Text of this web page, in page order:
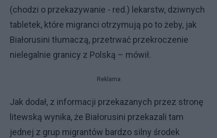
(chodzi o przekazywanie - red.) lekarstw, dziwnych
tabletek, które migranci otrzymują po to żeby, jak
Białorusini tłumaczą, przetrwać przekroczenie
nielegalnie granicy z Polską – mówił.
Reklama
Jak dodał, z informacji przekazanych przez stronę
litewską wynika, że Białorusini przekazali tam
jednej z grup migrantów bardzo silny środek